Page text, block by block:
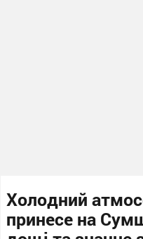
Холодний
принесе на